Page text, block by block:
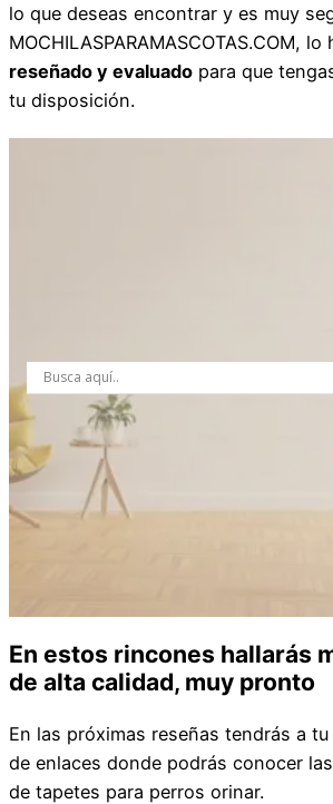
lo que deseas encontrar y es muy
MOCHILASPARAMASCOTAS.COM, lo
reseñado y evaluado para que
tu disposición.
En estos rincones hallarás
de alta calidad, muy pronto
En las próximas reseñas tendrás a
de enlaces donde podrás conocer
de tapetes para perros orinar.